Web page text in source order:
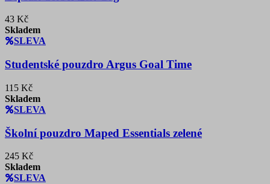
43 Kč
Skladem
SLEVA
Studentské pouzdro Argus Goal Time
115 Kč
Skladem
SLEVA
Školní pouzdro Maped Essentials zelené
245 Kč
Skladem
SLEVA